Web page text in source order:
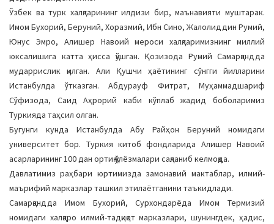
Ўзбек ва турк халқларининг илдизи бир, маънавияти муштарак.
Имом Бухорий, Беруний, Хоразмий, Ибн Сино, Жалолиддин Румий,
Юнус Эмро, Алишер Навоий мероси халқларимизнинг миллий
юксалишига катта ҳисса қўшган. Қозизода Румий Самарқандда
мударрислик қилган. Али Қушчи ҳаётининг сўнгги йилларини
Истанбулда ўтказган. Абдурауф Фитрат, Муҳаммадшариф
Сўфизода, Саид Аҳрорий каби кўплаб жадид боболаримиз
Туркияда таҳсил олган.
Бугунги кунда Истанбулда Абу Райҳон Беруний номидаги
университет бор. Туркия китоб фондларида Алишер Навоий
асарларининг 100 дан ортиқ қўлёзмалари сақланиб келмоқда.
Давлатимиз раҳбари юртимизда замонавий мактаблар, илмий-
маърифий марказлар ташкил этилаётганини таъкидлади.
Самарқандда Имом Бухорий, Сурхондарёда Имом Термизий
номидаги халқаро илмий-тадқиқот марказлари, шунингдек, ҳадис,